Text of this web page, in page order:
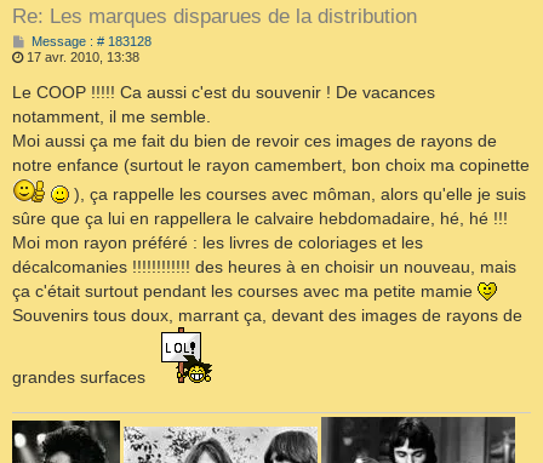
Re: Les marques disparues de la distribution
Message : # 183128M
s
g
17 avr. 2010, 13:38
Le COOP !!!!! Ca aussi c'est du souvenir ! De vacances
notamment, il me semble.
Moi aussi ça me fait du bien de revoir ces images de rayons de
notre enfance (surtout le rayon camembert, bon choix ma copinette
), ça rappelle les courses avec môman, alors qu'elle je suis
sûre que ça lui en rappellera le calvaire hebdomadaire, hé, hé !!!
Moi mon rayon préféré : les livres de coloriages et les
décalcomanies !!!!!!!!!!!! des heures à en choisir un nouveau, mais
ça c'était surtout pendant les courses avec ma petite mamie
Souvenirs tous doux, marrant ça, devant des images de rayons de
grandes surfaces